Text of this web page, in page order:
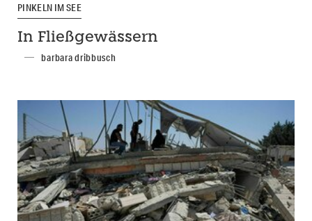
PINKELN IM SEE
In Fließgewässern
barbara dribbusch